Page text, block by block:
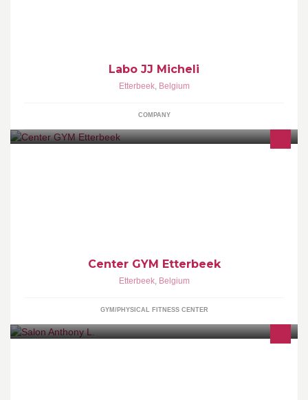
Labo JJ Micheli
Etterbeek, Belgium
COMPANY
Center GYM Etterbeek
Etterbeek, Belgium
GYM/PHYSICAL FITNESS CENTER